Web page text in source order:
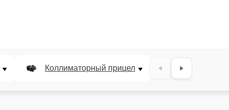
Коллиматорный прицел